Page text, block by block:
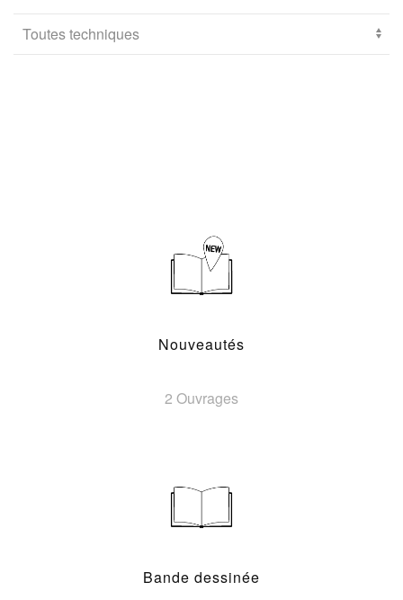
Nouveautés
2 Ouvrages
Bande dessinée